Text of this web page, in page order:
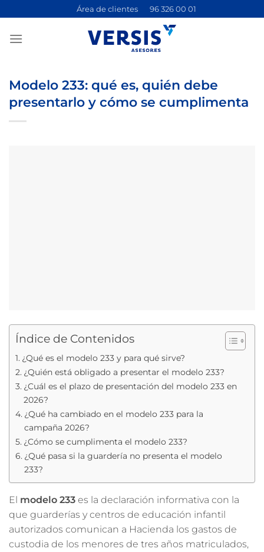
contenido
Área de clientes 96 326 00 01
Modelo 233: qué es, quién debe
presentarlo y cómo se cumplimenta
Índice de Contenidos
¿Qué es el modelo 233 y para qué sirve?
¿Quién está obligado a presentar el modelo 233?
¿Cuál es el plazo de presentación del modelo 233 en
2026?
¿Qué ha cambiado en el modelo 233 para la
campaña 2026?
¿Cómo se cumplimenta el modelo 233?
¿Qué pasa si la guardería no presenta el modelo
233?
El modelo 233 es la declaración informativa con la
que guarderías y centros de educación infantil
autorizados comunican a Hacienda los gastos de
custodia de los menores de tres años matriculados,